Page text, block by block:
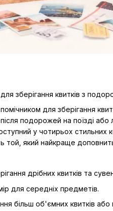
зберігання квитків з
для зберігання
подорожей на поїзді або
у чотирьох стильних
той, який найкраще
дрібних квитків та
для середніх предметів.
більш об'ємних квитків або